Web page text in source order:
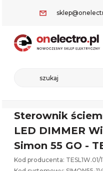
Sterownik
LED DIMMER
Simon 55 GO -
Kod producenta: TESL1W.01/